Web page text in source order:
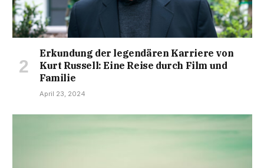
Erkundung der legendären Karriere von
Kurt Russell: Eine Reise durch Film und
Familie
April 23, 2024